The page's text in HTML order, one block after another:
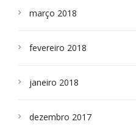
março 2018
fevereiro 2018
janeiro 2018
dezembro 2017